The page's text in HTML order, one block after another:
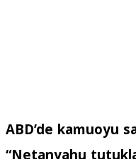
ABD’de kamuoyu